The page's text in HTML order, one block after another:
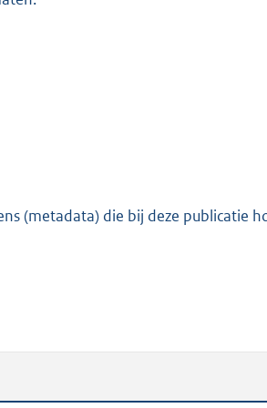
b
(metadata) die bij deze publicatie